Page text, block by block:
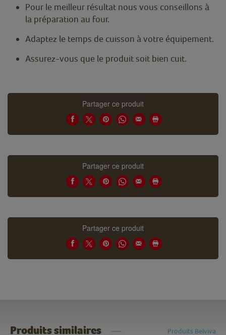
Pour le meilleur résultat nous vous conseillons à
la préparation au four.
Adaptez le temps de cuisson à votre équipement.
Assurez-vous que le produit soit bien cuit.
Partager ce produit
Partager ce produit
Partager ce produit
Produits similaires Produits Belviva